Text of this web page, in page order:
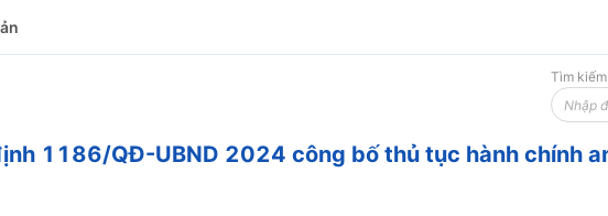
Tìm kiếm
1186/QĐ-UBND 2024 công bố thủ tục hành chính